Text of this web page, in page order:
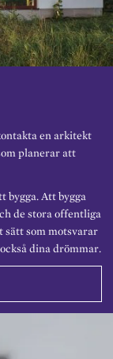
en arkitekt
planerar att
bygga. Att bygga
de stora offentliga
sätt som motsvarar
dina drömmar.